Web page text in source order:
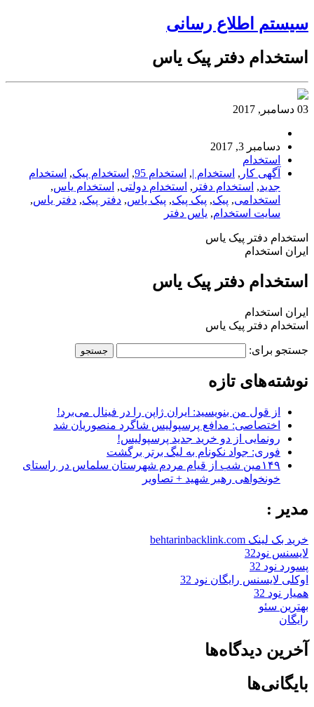
سیستم اطلاع رسانی
استخدام دفتر پیک یاس
03 دسامبر, 2017
دسامبر 3, 2017
استخدام
آگهی کار , استخدام |, استخدام 95 , استخدام پیک, استخدام
جدید, استخدام دفتر , استخدام دولتی, استخدام یاس,
استخدامی, پیک, پیک پیک, پیک یاس, دفتر پیک, دفتر یاس,
سایت استخدام, یاس دفتر
استخدام دفتر پیک یاس
ایران استخدام
استخدام دفتر پیک یاس
ایران استخدام
استخدام دفتر پیک یاس
جستجو برای:
نوشته‌های تازه
از قول من بنویسید: ایران ژاپن را در فینال می‌برد!
اختصاصی: مدافع پرسپولیس شاگرد منصوریان شد
رونمایی از دو خرید جدید پرسپولیس!
فوری: جواد نکونام به لیگ برتر برگشت
۱۴۹مین شب از قیام مردم شهرستان سلماس در راستای
خونخواهی رهبر شهید + تصاویر
مدیر :
خرید بک لینک behtarinbacklink.com
لایسنس نود32
پسورد نود 32
اوکلی لایسنس رایگان نود 32
همیار نود 32
بهترین سئو
رایگان
آخرین دیدگاه‌ها
بایگانی‌ها